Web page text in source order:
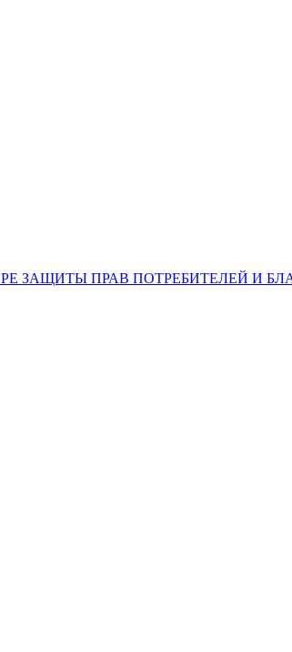
ЗАЩИТЫ ПРАВ ПОТРЕБИТЕЛЕЙ И